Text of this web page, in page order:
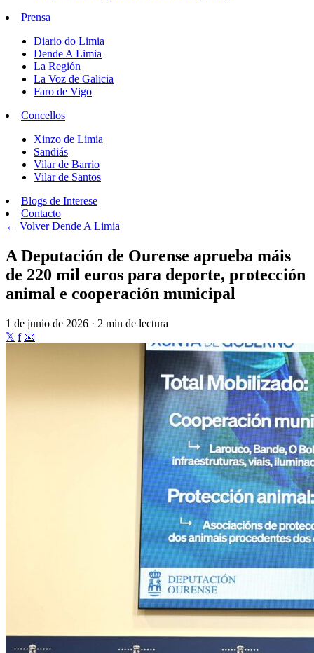
Prensa
Diario do Limia
Dende A Limia
La Región
La Voz de Galicia
Faro de Vigo
Concellos
Xinzo de Limia
Sandiás
Vilar de Barrio
Vilar de Santos
Blogs de Interese
Contacto
← VolverDende A Limia
A Deputación de Ourense aprueba máis
de 220 mil euros para deporte, protección
animal e cooperación municipal
1 de junio de 2026 · 2 min de lectura
𝕏 f 📧